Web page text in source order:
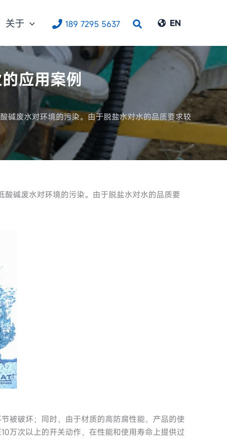
关于 189 7295 5637
搜
EN
应用案例
碱废水对环境的污染。由于脱盐水对水的品质要求较
碱废水对环境的污染。由于脱盐水对水的品质要
被破坏；同时，由于材质的高防腐性能，产品的使
万次以上的开关动作，在性能和使用寿命上提供过